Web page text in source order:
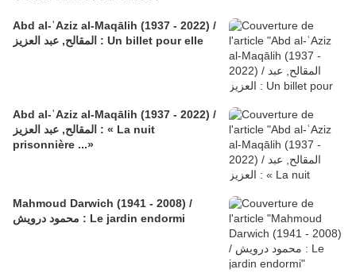
Abd al-ʿAziz al-Maqālih (1937 - 2022) /
المقالح, عبد العزيز : Un billet pour elle
Abd al-ʿAziz al-Maqālih (1937 - 2022) /
المقالح, عبد العزيز : « La nuit
prisonnière ...»
Mahmoud Darwich (1941 - 2008) /
محمود درويش : Le jardin endormi